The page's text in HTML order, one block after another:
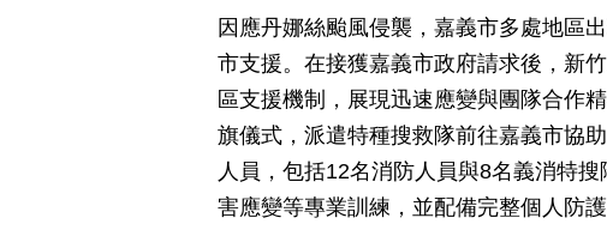
因應丹娜絲颱風侵襲，嘉義市多處地區
市支援。在接獲嘉義市政府請求後，新
區支援機制，展現迅速應變與團隊合作
旗儀式，派遣特種搜救隊前往嘉義市協
人員，包括12名消防人員與8名義消特
害應變等專業訓練，並配備完整個人防